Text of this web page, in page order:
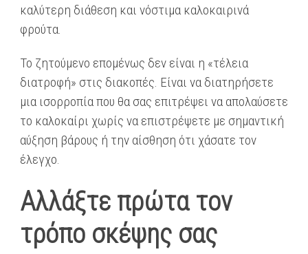
καλύτερη διάθεση και νόστιμα καλοκαιρινά
φρούτα.
Το ζητούμενο επομένως δεν είναι η «τέλεια
διατροφή» στις διακοπές. Είναι να διατηρήσετε
μια ισορροπία που θα σας επιτρέψει να απολαύσετε
το καλοκαίρι χωρίς να επιστρέψετε με σημαντική
αύξηση βάρους ή την αίσθηση ότι χάσατε τον
έλεγχο.
Αλλάξτε πρώτα τον
τρόπο σκέψης σας